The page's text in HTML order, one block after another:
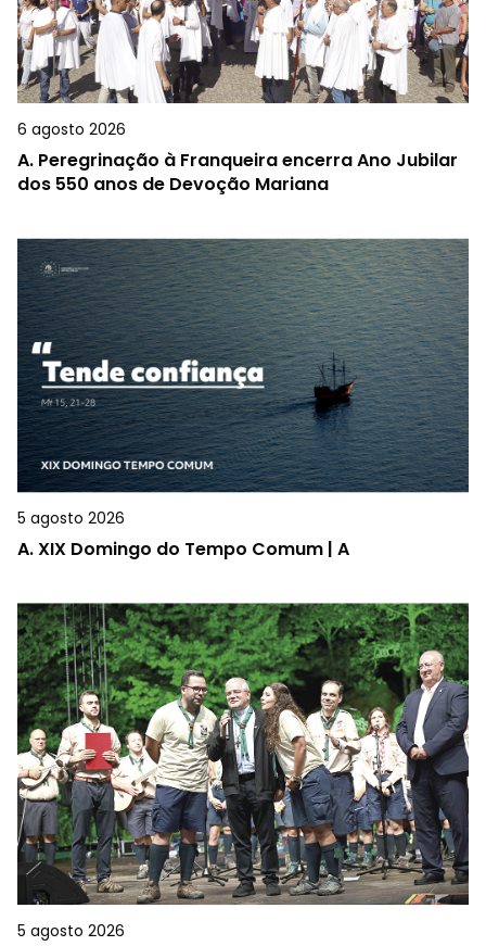
6 agosto 2026
A. Peregrinação à Franqueira encerra Ano Jubilar
dos 550 anos de Devoção Mariana
5 agosto 2026
A.XIX Domingo do Tempo Comum | A
5 agosto 2026